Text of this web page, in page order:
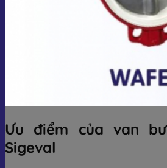
Ưu điểm của van
Sigeval